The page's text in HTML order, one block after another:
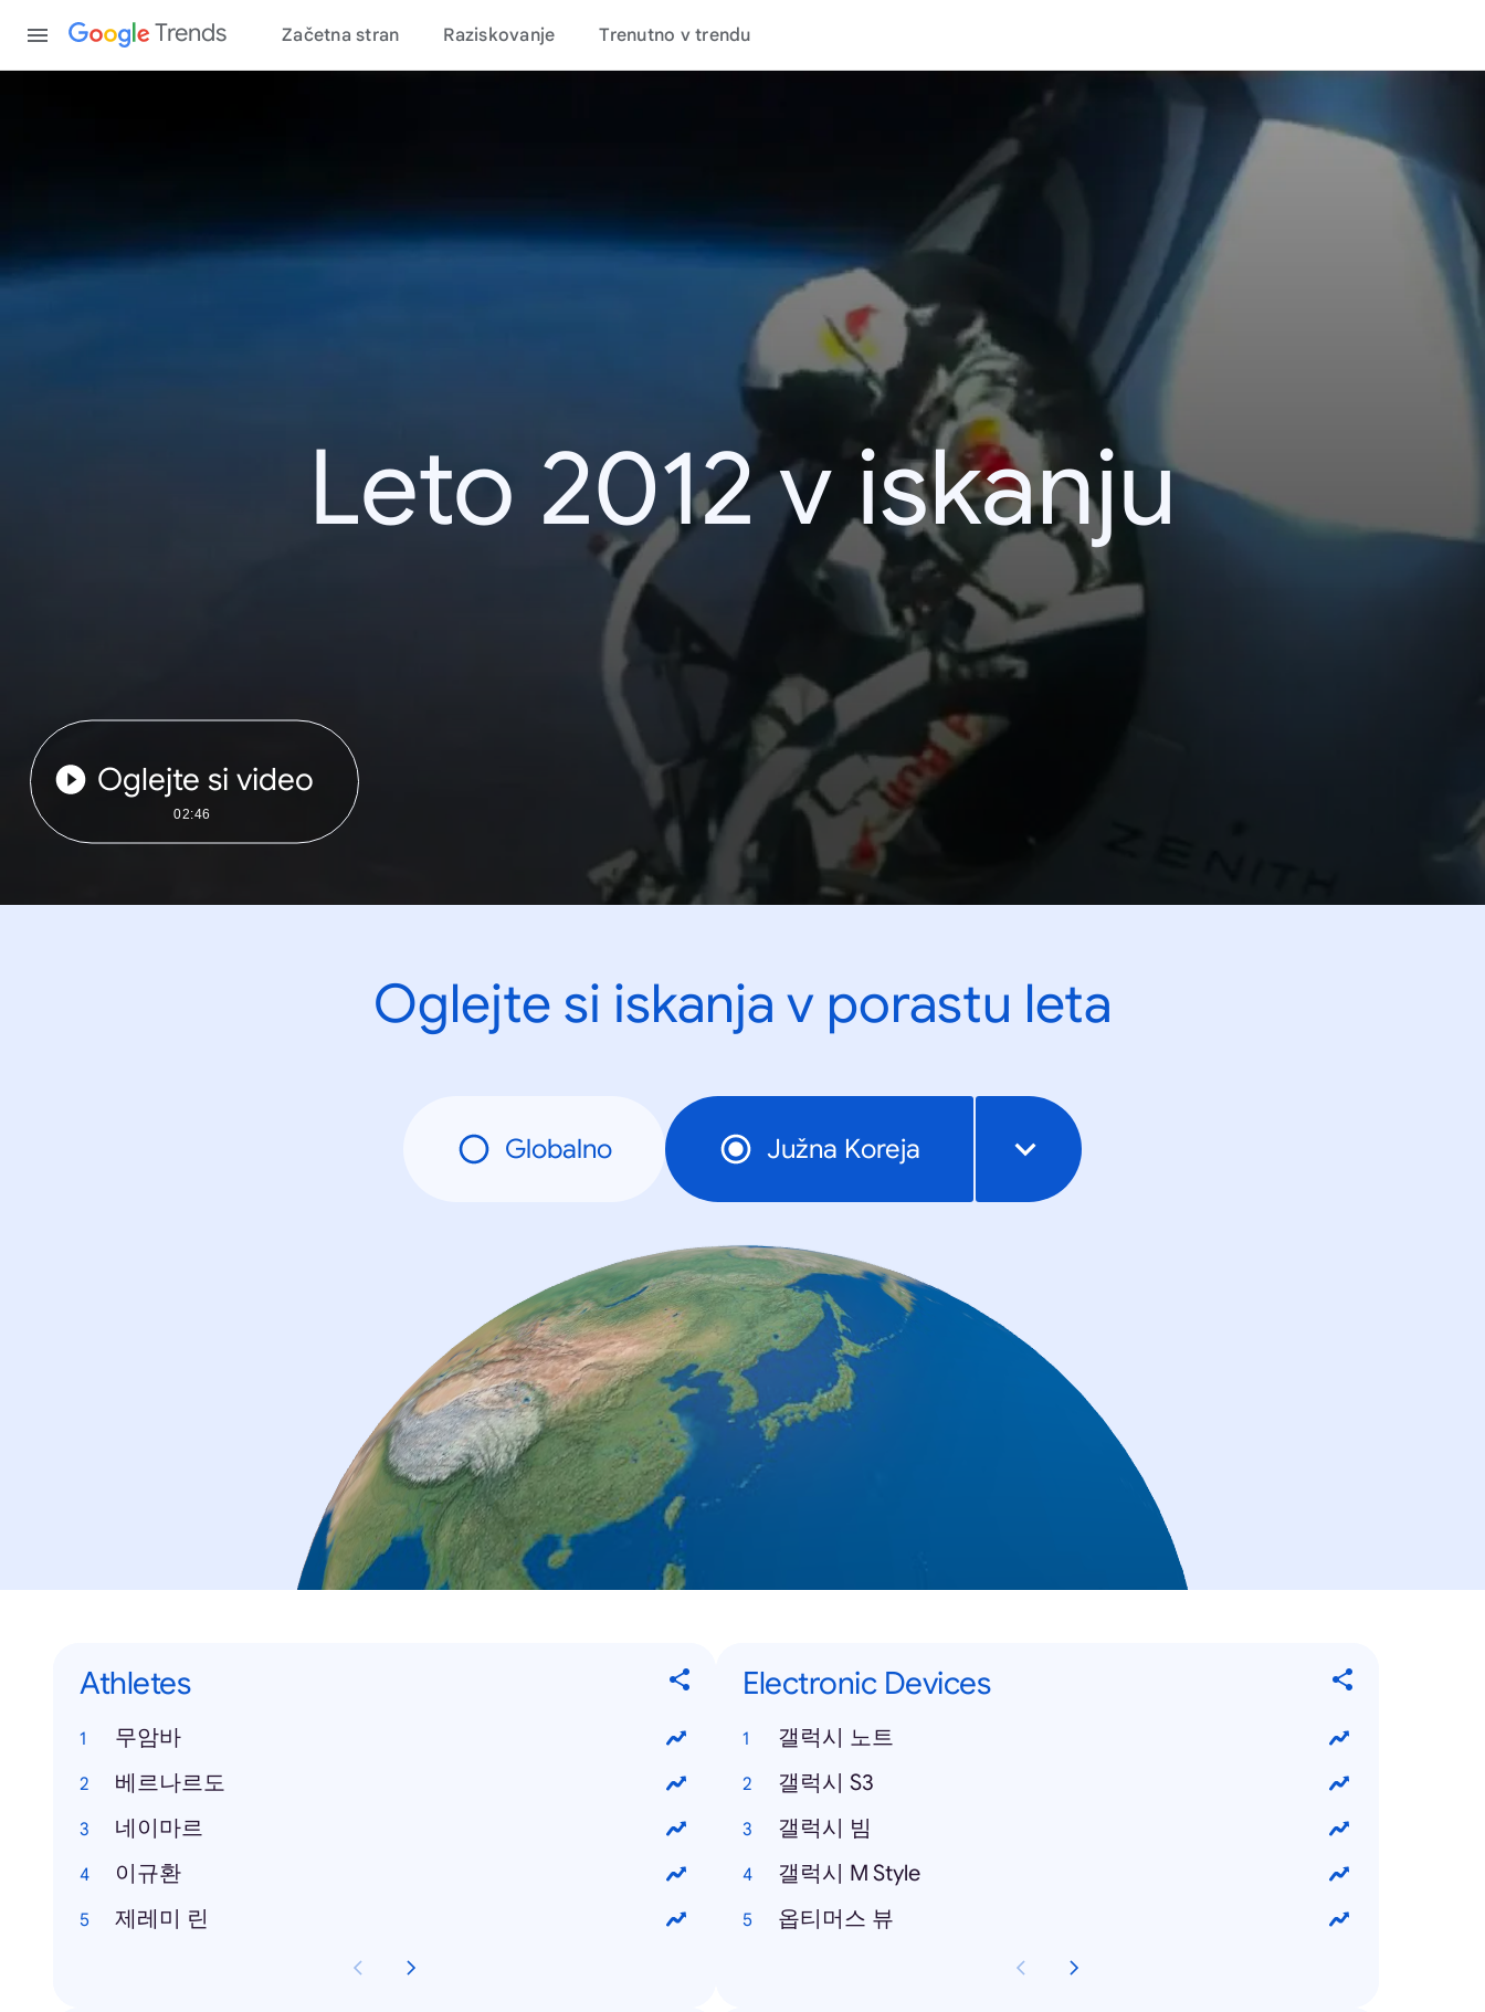
Trends Začetna stran Raziskovanje Trenutno v trendu
Leto 2012 v iskanju
Oglejte si video
02:46
Oglejte si iskanja v porastu leta
Globalno Južna Koreja
Athletes
무암바
베르나르도
네이마르
이규환
제레미 린
Electronic Devices
갤럭시 노트
갤럭시 S3
갤럭시 빔
갤럭시 M Style
옵티머스 뷰